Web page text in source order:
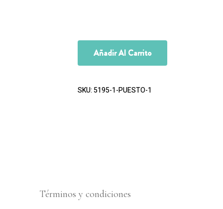
Añadir Al Carrito
SKU:5195-1-PUESTO-1
Términos y condiciones